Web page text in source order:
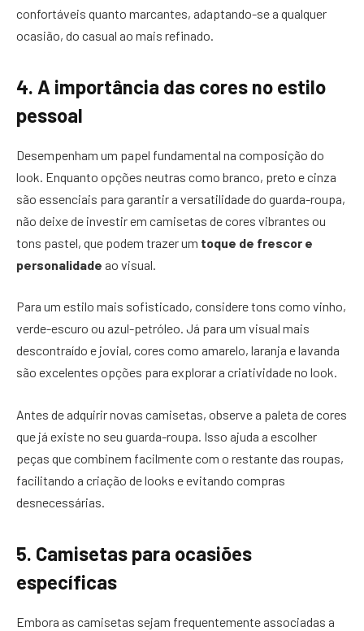
confortáveis quanto marcantes, adaptando-se a qualquer
ocasião, do casual ao mais refinado.
4. A importância das cores no estilo
pessoal
Desempenham um papel fundamental na composição do
look. Enquanto opções neutras como branco, preto e cinza
são essenciais para garantir a versatilidade do guarda-roupa,
não deixe de investir em camisetas de cores vibrantes ou
tons pastel, que podem trazer um toque de frescor e
personalidade ao visual.
Para um estilo mais sofisticado, considere tons como vinho,
verde-escuro ou azul-petróleo. Já para um visual mais
descontraído e jovial, cores como amarelo, laranja e lavanda
são excelentes opções para explorar a criatividade no look.
Antes de adquirir novas camisetas, observe a paleta de cores
que já existe no seu guarda-roupa. Isso ajuda a escolher
peças que combinem facilmente com o restante das roupas,
facilitando a criação de looks e evitando compras
desnecessárias.
5. Camisetas para ocasiões
específicas
Embora as camisetas sejam frequentemente associadas a